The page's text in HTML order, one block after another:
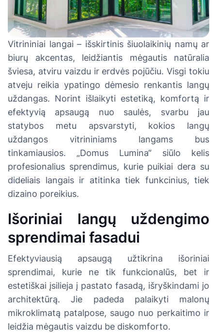
Vitrininiai langai – išskirtinis šiuolaikinių namų ar
biurų akcentas, leidžiantis mėgautis natūralia
šviesa, atviru vaizdu ir erdvės pojūčiu. Visgi tokiu
atveju reikia ypatingo dėmesio renkantis langų
uždangas. Norint išlaikyti estetiką, komfortą ir
efektyvią apsaugą nuo saulės, svarbu jau
statybos metu apsvarstyti, kokios langų
uždangos vitrininiams langams bus
tinkamiausios. „Domus Lumina“ siūlo kelis
profesionalius sprendimus, kurie puikiai dera su
dideliais langais ir atitinka tiek funkcinius, tiek
dizaino poreikius.
Išoriniai langų uždengimo
sprendimai fasadui
Efektyviausią apsaugą užtikrina išoriniai
sprendimai, kurie ne tik funkcionalūs, bet ir
estetiškai įsilieja į pastato fasadą, išryškindami jo
architektūrą. Jie padeda palaikyti malonų
mikroklimatą patalpose, saugo nuo perkaitimo ir
leidžia mėgautis vaizdu be diskomforto.